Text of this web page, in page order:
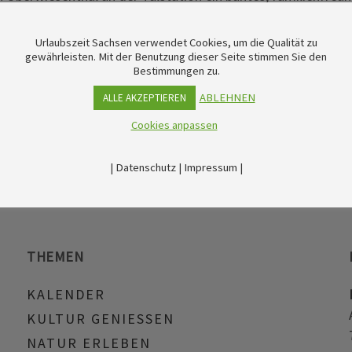
ins Abenteuer zu vergünstigten Preisen und dürft euch
sorgen zusätzlich für echte Eröffnungsstimmung.
THEMEN
KALENDER
KULTUR GENIESSEN
NATUR ERLEBEN
Urlaubszeit Sachsen verwendet Cookies, um die Qualität zu
gewährleisten. Mit der Benutzung dieser Seite stimmen Sie den
Bestimmungen zu.
ALLE AKZEPTIEREN
ABLEHNEN
Cookies anpassen
| Datenschutz| Impressum |